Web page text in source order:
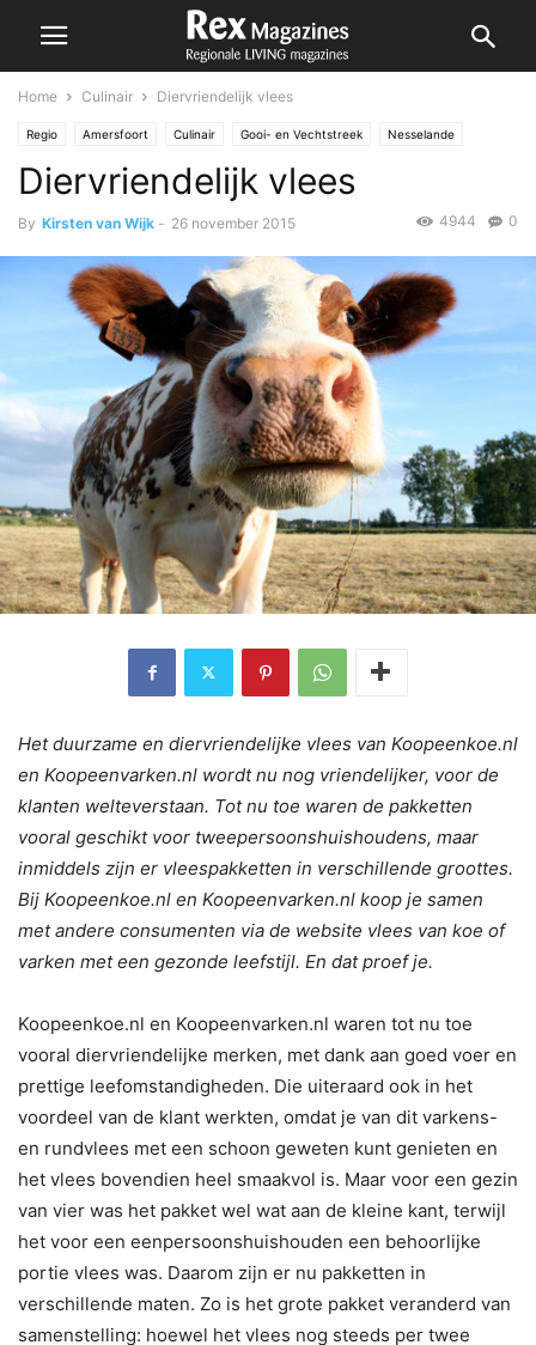
Home Culinair Diervriendelijk vlees
Regio Amersfoort Culinair Gooi- en Vechtstreek Nesselande
Zoetermeer
Diervriendelijk vlees
By Kirsten van Wijk - 26 november 2015 0
4944
Het duurzame en diervriendelijke vlees van Koopeenkoe.nl
en Koopeenvarken.nl wordt nu nog vriendelijker, voor de
klanten welteverstaan. Tot nu toe waren de pakketten
vooral geschikt voor tweepersoonshuishoudens, maar
inmiddels zijn er vleespakketten in verschillende groottes.
Bij Koopeenkoe.nl en Koopeenvarken.nl koop je samen
met andere consumenten via de website vlees van koe of
varken met een gezonde leefstijl. En dat proef je.
Koopeenkoe.nl en Koopeenvarken.nl waren tot nu toe
vooral diervriendelijke merken, met dank aan goed voer en
prettige leefomstandigheden. Die uiteraard ook in het
voordeel van de klant werkten, omdat je van dit varkens-
en rundvlees met een schoon geweten kunt genieten en
het vlees bovendien heel smaakvol is. Maar voor een gezin
van vier was het pakket wel wat aan de kleine kant, terwijl
het voor een eenpersoonshuishouden een behoorlijke
portie vlees was. Daarom zijn er nu pakketten in
verschillende maten. Zo is het grote pakket veranderd van
samenstelling: hoewel het vlees nog steeds per twee